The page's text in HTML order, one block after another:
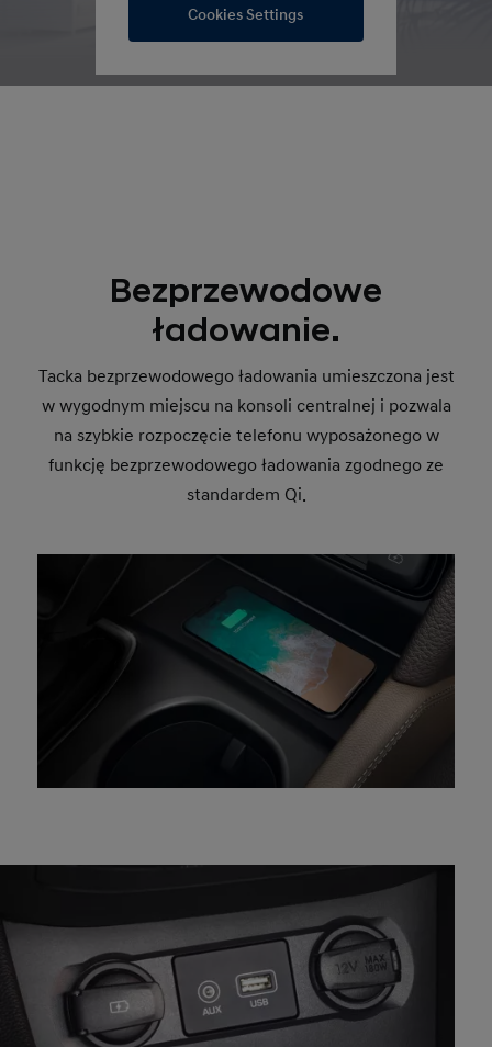
Cookies Settings
Bezprzewodowe
ładowanie.
Tacka bezprzewodowego ładowania umieszczona jest
w wygodnym miejscu na konsoli centralnej i pozwala
na szybkie rozpoczęcie telefonu wyposażonego w
funkcję bezprzewodowego ładowania zgodnego ze
standardem Qi.